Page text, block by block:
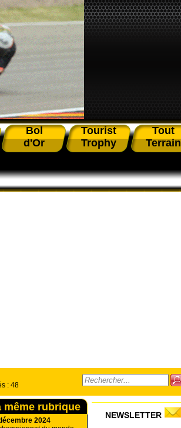
Bol
d'Or
Tourist
Trophy
Tout
Terrain
: 48
rubrique
2024
NEWSLETTER